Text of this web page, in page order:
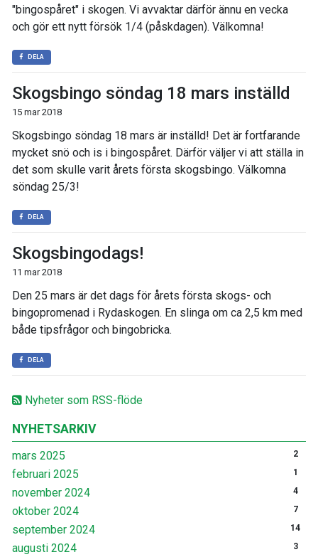
Nyheter som RSS-flöde
NYHETSARKIV
mars 2025 2
februari 2025 1
november 2024 4
oktober 2024 7
september 2024 14
augusti 2024 3
"bingospåret" i skogen. Vi avvaktar därför ännu en vecka
och gör ett nytt försök 1/4 (påskdagen). Välkomna!
DELA
Skogsbingo söndag 18 mars inställd
15 mar 2018
Skogsbingo söndag 18 mars är inställd! Det är fortfarande
mycket snö och is i bingospåret. Därför väljer vi att ställa in
det som skulle varit årets första skogsbingo. Välkomna
söndag 25/3!
DELA
Skogsbingodags!
11 mar 2018
Den 25 mars är det dags för årets första skogs- och
bingopromenad i Rydaskogen. En slinga om ca 2,5 km med
både tipsfrågor och bingobricka.
DELA